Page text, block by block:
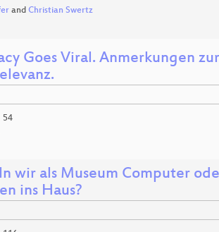
and Christian Swertz
Goes Viral. Anmerkungen
54
wir als Museum Computer
ins Haus?